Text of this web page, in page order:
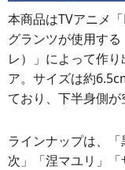
本商品はTVアニメ
グランツが使用す
レ）」によって作
ア。サイズは約
ており、下半身側が
ラインナップは、
次」「涅マユリ」